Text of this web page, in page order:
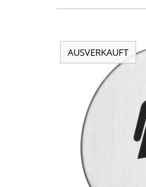
AUSVERKAUFT